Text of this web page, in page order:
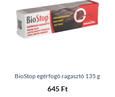
BioStop egérfogó ragasztó 135 g
645 Ft